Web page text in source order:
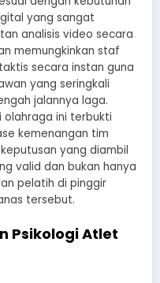
yang sangat
analisis video secara
memungkinkan staf
secara instan guna
yang seringkali
jalannya laga.
ini terbukti
kemenangan tim
yang diambil
valid dan bukan hanya
pelatih di pinggir
tersebut.
Psikologi Atlet